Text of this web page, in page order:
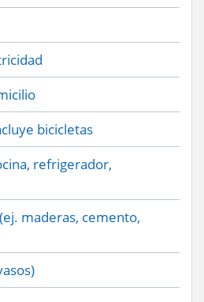
bicicletas
refrigerador,
maderas, cemento,